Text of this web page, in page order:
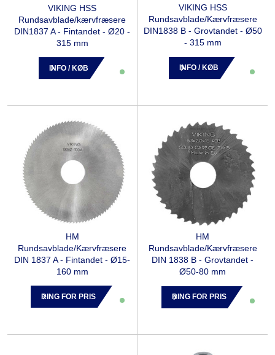
VIKING HSS
Rundsavblade/kærvfræsere
DIN1837 A - Fintandet - Ø20 -
315 mm
INFO / KØB
VIKING HSS
Rundsavblade/Kærvfræsere
DIN1838 B - Grovtandet - Ø50
- 315 mm
INFO / KØB
HM
Rundsavblade/Kærvfræsere
DIN 1837 A - Fintandet - Ø15-
160 mm
RING FOR PRIS
HM
Rundsavblade/Kærvfræsere
DIN 1838 B - Grovtandet -
Ø50-80 mm
RING FOR PRIS